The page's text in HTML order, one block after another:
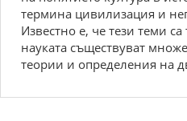
термина цивилизация и
Известно е, че тези теми
науката съществуват
теории и определения на